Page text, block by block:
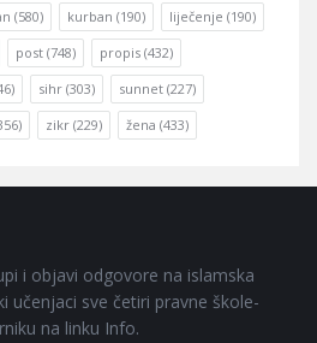
(580) kurban (190) liječenje (190)
post (748) propis (432)
sihr (303) sunnet (227)
zikr (229) žena (433)
i objavi odgovore na islamska
učenjaci sve četiri pravne škole-
na linku Info.